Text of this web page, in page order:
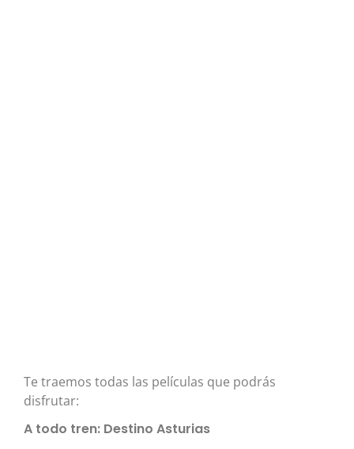
Te traemos todas las películas que podrás
disfrutar:
A todo tren: Destino Asturias